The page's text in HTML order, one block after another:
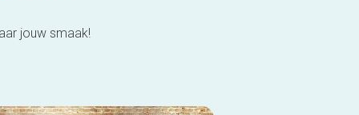
jouw smaak!